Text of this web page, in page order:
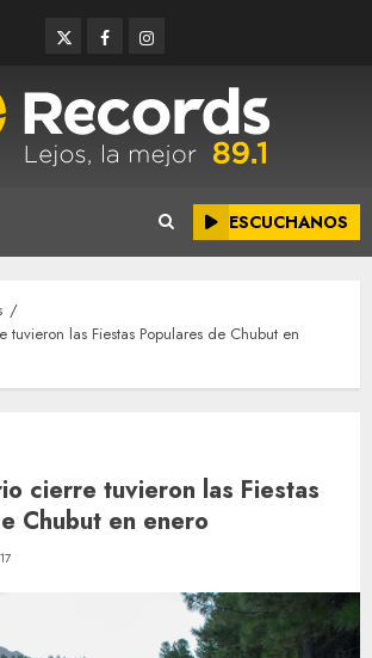
TwitterFacebookInstagram
ESCUCHANOS
tuvieron las Fiestas Populares de Chubut en
cierre tuvieron las Fiestas
Chubut en enero